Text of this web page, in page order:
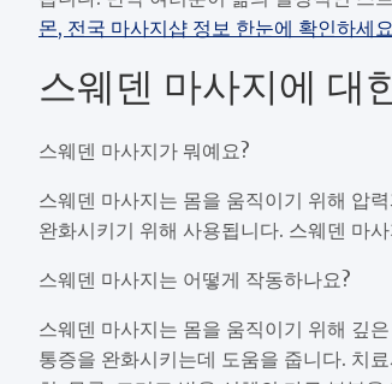
몬, 전국 마사지샵 정보 한눈에 확인하세요
스웨덴 마사지에 대
스웨덴 마사지가 뭐예요?
스웨덴 마사지는 몸을 움직이기 위해 압
완화시키기 위해 사용됩니다. 스웨덴 마
스웨덴 마사지는 어떻게 작동하나요?
스웨덴 마사지는 몸을 움직이기 위해 깊
통증을 완화시키는데 도움을 줍니다. 치